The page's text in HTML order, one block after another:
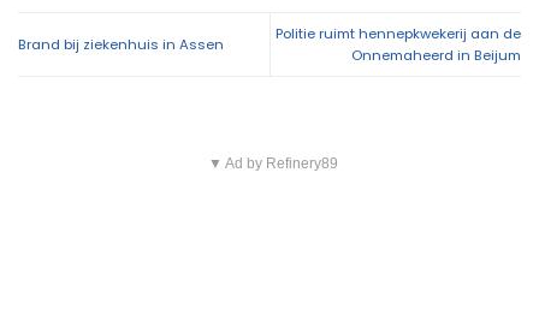
Brand bij ziekenhuis in Assen
Politie ruimt hennepkwekerij aan de
Onnemaheerd in Beijum
▼ Ad by Refinery89